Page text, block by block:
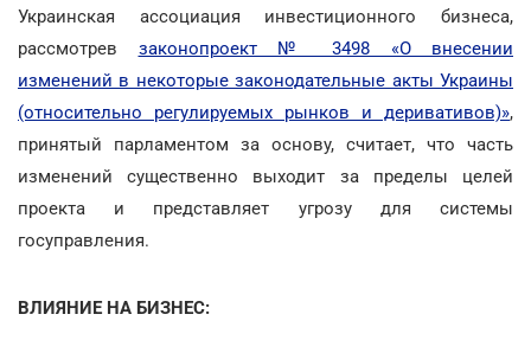
Украинская ассоциация инвестиционного бизнеса,
рассмотрев законопроект № 3498 «О внесении
изменений в некоторые законодательные акты Украины
(относительно регулируемых рынков и деривативов)»,
принятый парламентом за основу, считает, что часть
изменений существенно выходит за пределы целей
проекта и представляет угрозу для системы
госуправления.
ВЛИЯНИЕ НА БИЗНЕС: